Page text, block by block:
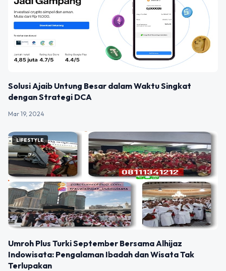
Solusi Ajaib Untung Besar dalam Waktu Singkat
dengan Strategi DCA
Mar 19, 2024
LIFESTYLE
Umroh Plus Turki September Bersama Alhijaz
Indowisata: Pengalaman Ibadah dan Wisata Tak
Terlupakan